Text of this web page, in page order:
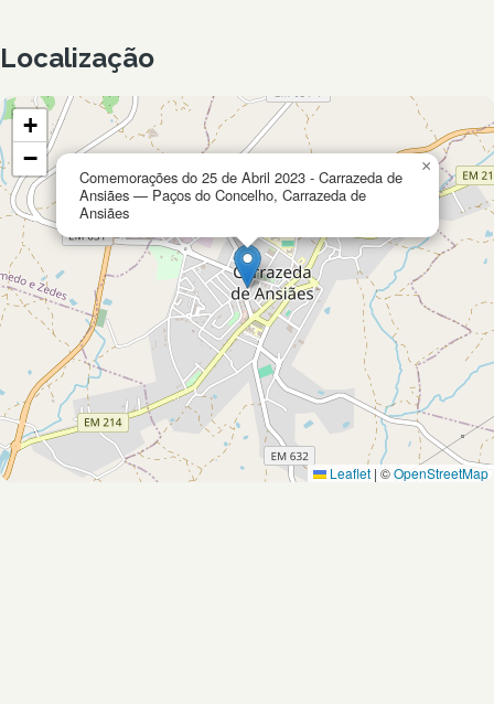
Localização
Comemorações do 25 de Abril 2023 - Carrazeda de
Ansiães — Paços do Concelho, Carrazeda de
Ansiães
×
+
−
Leaflet | ©OpenStreetMap